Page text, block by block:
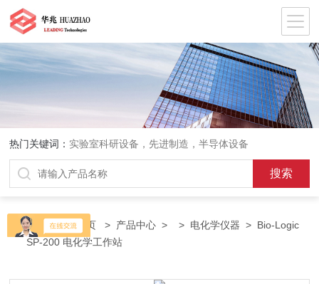
热门关键词： 实验室科研设备，先进制造，半导体设备
当前位置：首页 > 产品中心 > > 电化学仪器 > Bio-Logic
SP-200 电化学工作站